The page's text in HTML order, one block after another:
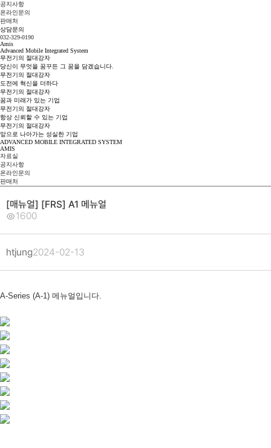
공지사항
온라인문의
판매처
상담문의
032-329-0190
Amis
Advanced Mobile Integrated System
무전기의 절대강자
당신이 무엇을 꿈꾸든 그 꿈을 담겠습니다.
무전기의 절대강자
도전에 혁신을 더하다
무전기의 절대강자
꿈과 미래가 있는 기업
무전기의 절대강자
항상 신뢰할 수 있는 기업
무전기의 절대강자
앞으로 나아가는 성실한 기업
ADVANCED MOBILE INTEGRATED SYSTEM
AMIS
자료실
공지사항
온라인문의
판매처
[매뉴얼] [FRS] A1 메뉴얼
1600
htjung2024-02-13
A-Series (A-1) 메뉴얼입니다.